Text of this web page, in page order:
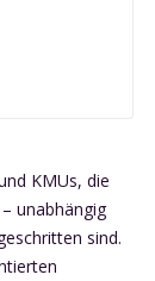
KMUs, die
unabhängig
sind.